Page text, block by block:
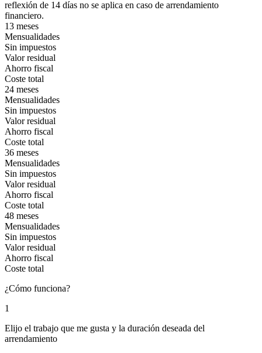
reflexión de 14 días no se aplica en caso de arrendamiento
financiero.
13 meses
Mensualidades
Sin impuestos
Valor residual
Ahorro fiscal
Coste total
24 meses
Mensualidades
Sin impuestos
Valor residual
Ahorro fiscal
Coste total
36 meses
Mensualidades
Sin impuestos
Valor residual
Ahorro fiscal
Coste total
48 meses
Mensualidades
Sin impuestos
Valor residual
Ahorro fiscal
Coste total
¿Cómo funciona?
1
Elijo el trabajo que me gusta y la duración deseada del
arrendamiento